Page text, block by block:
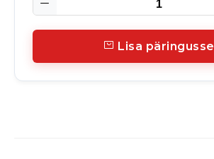
Lisa päringusse